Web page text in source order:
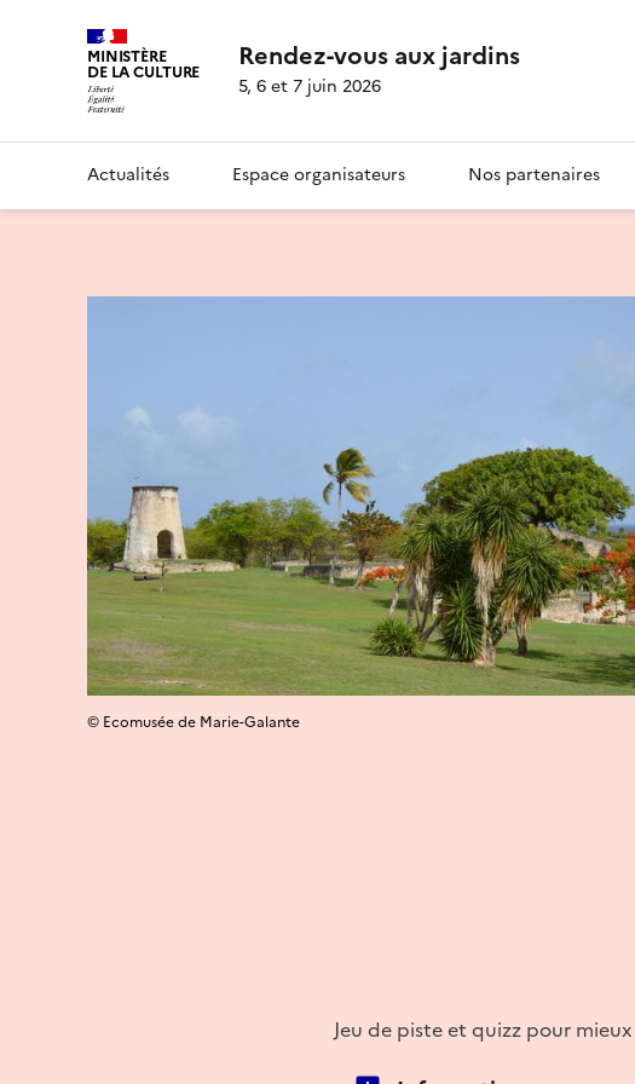
MINISTÈRE
DE LA CULTURE Rendez-vous aux jardins
5, 6 et 7 juin 2026
Actualités Espace organisateurs Nos partenaires
© Ecomusée de Marie-Galante
Jeu de piste et quizz pour